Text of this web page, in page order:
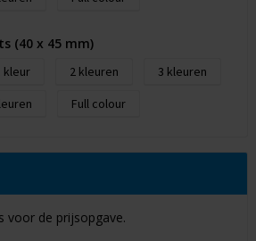
(40 x 45 mm)
2
3
Full colour
voor de prijsopgave.